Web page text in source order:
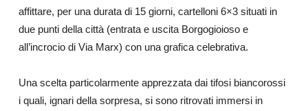
affittare, per una durata di 15 giorni, cartelloni 6×3 situati in
due punti della città (entrata e uscita Borgogioioso e
all’incrocio di Via Marx) con una grafica celebrativa.
Una scelta particolarmente apprezzata dai tifosi biancorossi
i quali, ignari della sorpresa, si sono ritrovati immersi in